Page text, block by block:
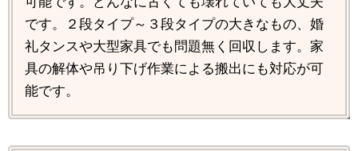
です。２段タイプ～３段タイプの大きなもの、婚
礼タンスや大型家具でも問題無く回収します。家
具の解体や吊り下げ作業による搬出にも対応が可
能です。